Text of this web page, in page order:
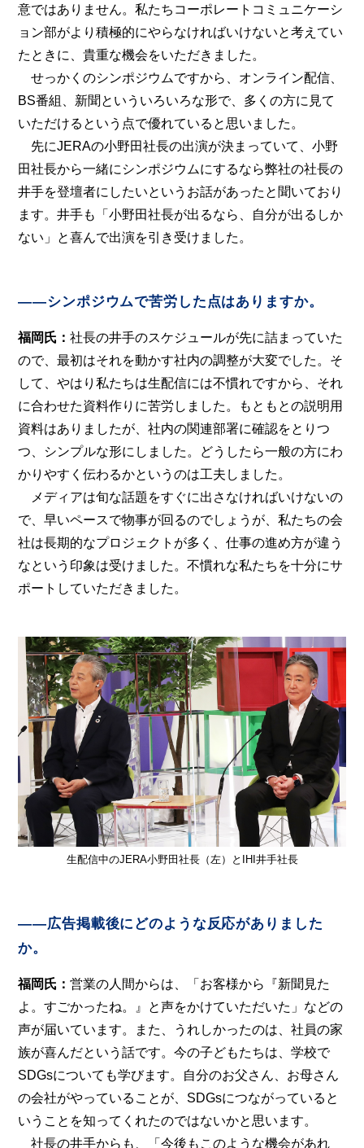
意ではありません。私たちコーポレートコミュニケーシ
ョン部がより積極的にやらなければいけないと考えてい
たときに、貴重な機会をいただきました。
せっかくのシンポジウムですから、オンライン配信、
BS番組、新聞といういろいろな形で、多くの方に見て
いただけるという点で優れていると思いました。
先にJERAの小野田社長の出演が決まっていて、小野
田社長から一緒にシンポジウムにするなら弊社の社長の
井手を登壇者にしたいというお話があったと聞いており
ます。井手も「小野田社長が出るなら、自分が出るしか
ない」と喜んで出演を引き受けました。
――シンポジウムで苦労した点はありますか。
福岡氏：社長の井手のスケジュールが先に詰まっていた
ので、最初はそれを動かす社内の調整が大変でした。そ
して、やはり私たちは生配信には不慣れですから、それ
に合わせた資料作りに苦労しました。もともとの説明用
資料はありましたが、社内の関連部署に確認をとりつ
つ、シンプルな形にしました。どうしたら一般の方にわ
かりやすく伝わるかというのは工夫しました。
メディアは旬な話題をすぐに出さなければいけないの
で、早いペースで物事が回るのでしょうが、私たちの会
社は長期的なプロジェクトが多く、仕事の進め方が違う
なという印象は受けました。不慣れな私たちを十分にサ
ポートしていただきました。
生配信中のJERA小野田社長（左）とIHI井手社長
――広告掲載後にどのような反応がありました
か。
福岡氏：営業の人間からは、「お客様から『新聞見た
よ。すごかったね。』と声をかけていただいた」などの
声が届いています。また、うれしかったのは、社員の家
族が喜んだという話です。今の子どもたちは、学校で
SDGsについても学びます。自分のお父さん、お母さん
の会社がやっていることが、SDGsにつながっていると
いうことを知ってくれたのではないかと思います。
社長の井手からも、「今後もこのような機会があれ